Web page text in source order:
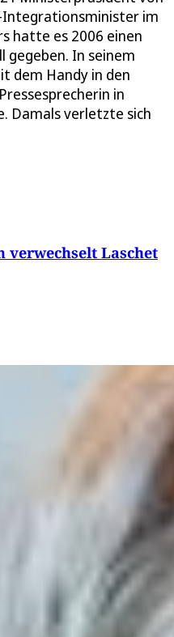
Integrationsminister im
hatte es 2006 einen
gegeben. In seinem
dem Handy in den
in
Damals verletzte sich
verwechselt Laschet